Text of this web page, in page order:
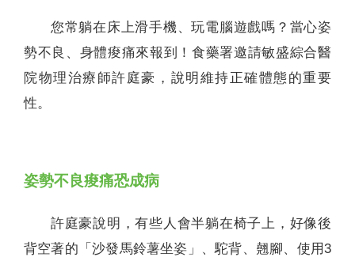
您常躺在床上滑手機、玩電腦遊戲嗎？當心姿
勢不良、身體痠痛來報到！食藥署邀請敏盛綜合醫
院物理治療師許庭豪，說明維持正確體態的重要
性。
姿勢不良痠痛恐成病
許庭豪說明，有些人會半躺在椅子上，好像後
背空著的「沙發馬鈴薯坐姿」、駝背、翹腳、使用3